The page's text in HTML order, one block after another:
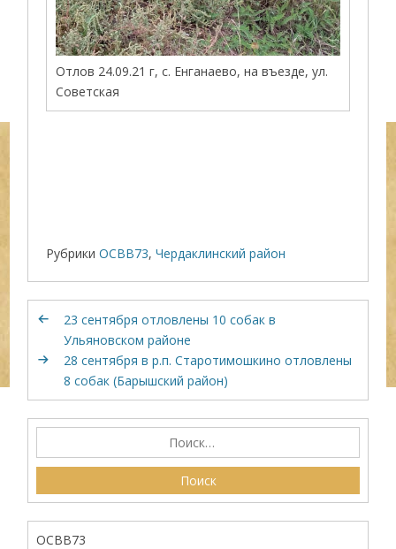
Отлов 24.09.21 г, с. Енганаево, на въезде, ул.
Советская
Рубрики ОСВВ73,Чердаклинский район
23 сентября отловлены 10 собак в
Ульяновском районе
28 сентября в р.п. Старотимошкино отловлены
8 собак (Барышский район)
ОСВВ73